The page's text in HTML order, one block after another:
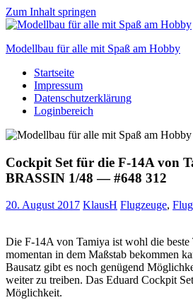
Zum Inhalt springen
Modellbau für alle mit Spaß am Hobby
Scale
modelling
to
Startseite
Impressum
Datenschutzerklärung
Loginbereich
Cockpit Set für die F-14A von
BRASSIN 1/48 — #648 312
20. August 2017 KlausH Flugzeuge,
Die F-14A von Tamiya ist wohl die beste
momentan in dem Maßstab bekommen
Bausatz gibt es noch genügend
weiter zu treiben. Das Eduard Cockpit
Möglichkeit.